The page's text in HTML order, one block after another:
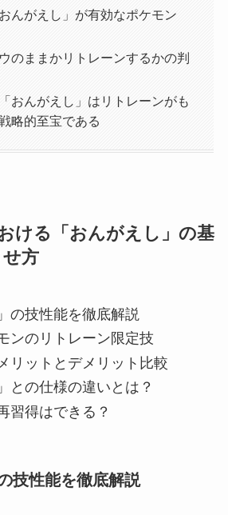
んがえし」が有効なポケモン
のままかリトレーンするかの判
おんがえし」はリトレーンがも
略的至宝である
ける「おんがえし」の基
方
の技性能を徹底解説
ンのリトレーン限定技
リットとデメリット比較
との仕様の違いとは？
習得はできる？
技性能を徹底解説